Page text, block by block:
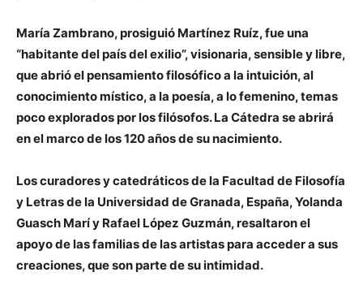
María Zambrano, prosiguió Martínez Ruíz, fue una
“habitante del país del exilio”, visionaria, sensible y libre,
que abrió el pensamiento filosófico a la intuición, al
conocimiento místico, a la poesía, a lo femenino, temas
poco explorados por los filósofos. La Cátedra se abrirá
en el marco de los 120 años de su nacimiento.
Los curadores y catedráticos de la Facultad de Filosofía
y Letras de la Universidad de Granada, España, Yolanda
Guasch Marí y Rafael López Guzmán, resaltaron el
apoyo de las familias de las artistas para acceder a sus
creaciones, que son parte de su intimidad.